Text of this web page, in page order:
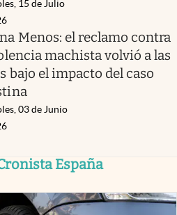
15 de Julio
Menos: el reclamo contra
machista volvió a las
bajo el impacto del caso
03 de Junio
España